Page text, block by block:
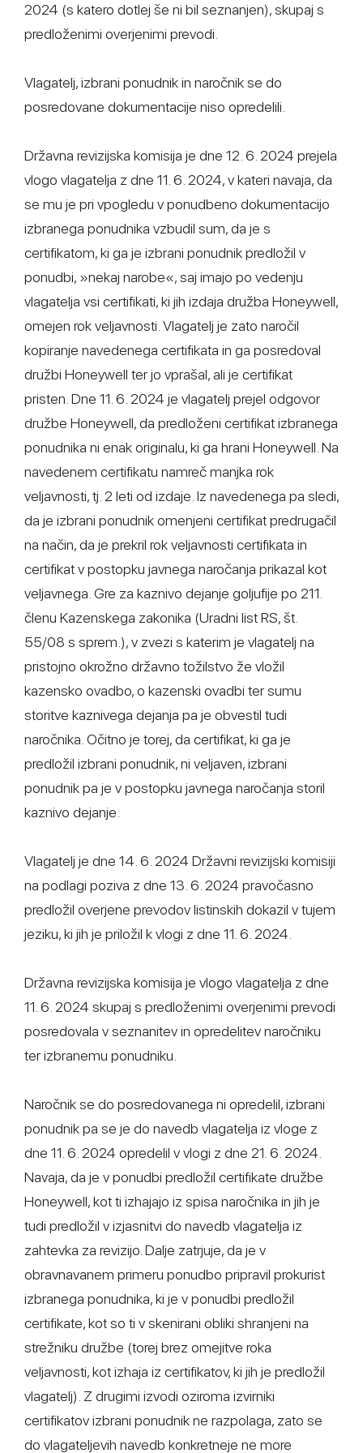
2024 (s katero dotlej še ni bil seznanjen), skupaj s
predloženimi overjenimi prevodi.
Vlagatelj, izbrani ponudnik in naročnik se do
posredovane dokumentacije niso opredelili.
Državna revizijska komisija je dne 12. 6. 2024 prejela
vlogo vlagatelja z dne 11. 6. 2024, v kateri navaja, da
se mu je pri vpogledu v ponudbeno dokumentacijo
izbranega ponudnika vzbudil sum, da je s
certifikatom, ki ga je izbrani ponudnik predložil v
ponudbi, »nekaj narobe«, saj imajo po vedenju
vlagatelja vsi certifikati, ki jih izdaja družba Honeywell,
omejen rok veljavnosti. Vlagatelj je zato naročil
kopiranje navedenega certifikata in ga posredoval
družbi Honeywell ter jo vprašal, ali je certifikat
pristen. Dne 11. 6. 2024 je vlagatelj prejel odgovor
družbe Honeywell, da predloženi certifikat izbranega
ponudnika ni enak originalu, ki ga hrani Honeywell. Na
navedenem certifikatu namreč manjka rok
veljavnosti, tj. 2 leti od izdaje. Iz navedenega pa sledi,
da je izbrani ponudnik omenjeni certifikat predrugačil
na način, da je prekril rok veljavnosti certifikata in
certifikat v postopku javnega naročanja prikazal kot
veljavnega. Gre za kaznivo dejanje goljufije po 211.
členu Kazenskega zakonika (Uradni list RS, št.
55/08 s sprem.), v zvezi s katerim je vlagatelj na
pristojno okrožno državno tožilstvo že vložil
kazensko ovadbo, o kazenski ovadbi ter sumu
storitve kaznivega dejanja pa je obvestil tudi
naročnika. Očitno je torej, da certifikat, ki ga je
predložil izbrani ponudnik, ni veljaven, izbrani
ponudnik pa je v postopku javnega naročanja storil
kaznivo dejanje.
Vlagatelj je dne 14. 6. 2024 Državni revizijski komisiji
na podlagi poziva z dne 13. 6. 2024 pravočasno
predložil overjene prevodov listinskih dokazil v tujem
jeziku, ki jih je priložil k vlogi z dne 11. 6. 2024.
Državna revizijska komisija je vlogo vlagatelja z dne
11. 6. 2024 skupaj s predloženimi overjenimi prevodi
posredovala v seznanitev in opredelitev naročniku
ter izbranemu ponudniku.
Naročnik se do posredovanega ni opredelil, izbrani
ponudnik pa se je do navedb vlagatelja iz vloge z
dne 11. 6. 2024 opredelil v vlogi z dne 21. 6. 2024.
Navaja, da je v ponudbi predložil certifikate družbe
Honeywell, kot ti izhajajo iz spisa naročnika in jih je
tudi predložil v izjasnitvi do navedb vlagatelja iz
zahtevka za revizijo. Dalje zatrjuje, da je v
obravnavanem primeru ponudbo pripravil prokurist
izbranega ponudnika, ki je v ponudbi predložil
certifikate, kot so ti v skenirani obliki shranjeni na
strežniku družbe (torej brez omejitve roka
veljavnosti, kot izhaja iz certifikatov, ki jih je predložil
vlagatelj). Z drugimi izvodi oziroma izvirniki
certifikatov izbrani ponudnik ne razpolaga, zato se
do vlagateljevih navedb konkretneje ne more